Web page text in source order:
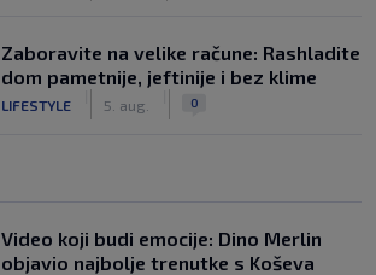
Zaboravite na velike račune: Rashladite
dom pametnije, jeftinije i bez klime
LIFESTYLE 5. aug. 0
Video koji budi emocije: Dino Merlin
objavio najbolje trenutke s Koševa